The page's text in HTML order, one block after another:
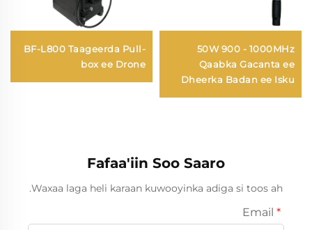
50W 900 - 1000MHz
Qaabka Gacanta ee
Dheerka Badan ee Isku
BF-L800 Taageerda Pull-
box ee Drone
Fafaa'iin Soo Saaro
Waxaa laga heli karaan kuwooyinka adiga si toos ah.